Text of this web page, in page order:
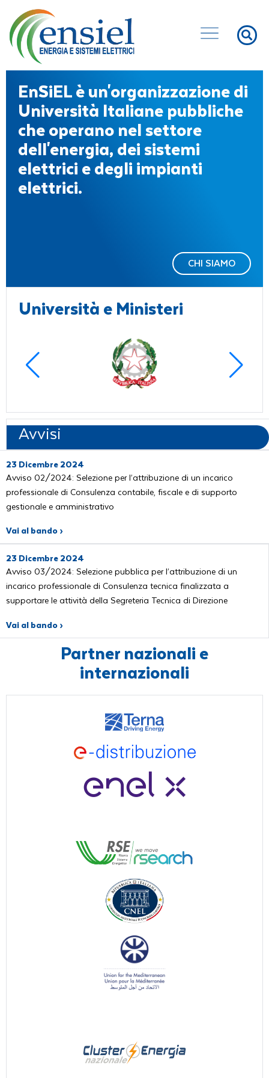
EnSiEL è un'organizzazione di
Università Italiane pubbliche
che operano nel settore
dell'energia, dei sistemi
elettrici e degli impianti
elettrici.
CHI SIAMO
Università e Ministeri
Avvisi
23 Dicembre 2024
Avviso 02/2024: Selezione per l’attribuzione di un incarico
professionale di Consulenza contabile, fiscale e di supporto
gestionale e amministrativo
Vai al bando ›
23 Dicembre 2024
Avviso 03/2024: Selezione pubblica per l’attribuzione di un
incarico professionale di Consulenza tecnica finalizzata a
supportare le attività della Segreteria Tecnica di Direzione
Vai al bando ›
Partner nazionali e
internazionali